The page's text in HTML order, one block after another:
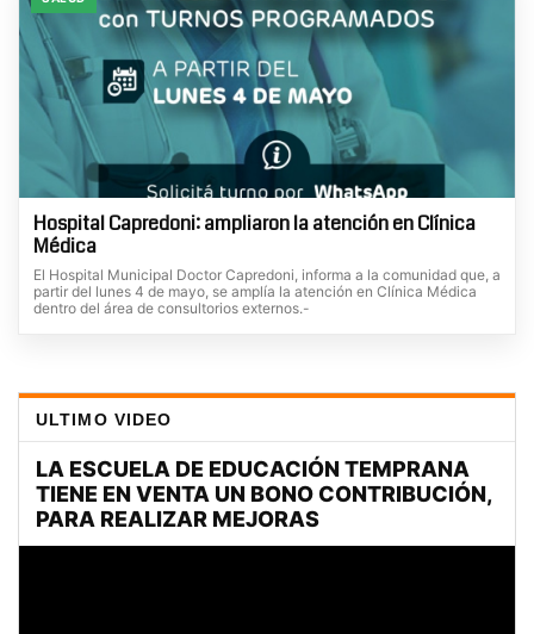
Hospital Capredoni: ampliaron la atención en Clínica
Médica
El Hospital Municipal Doctor Capredoni, informa a la comunidad que, a
partir del lunes 4 de mayo, se amplía la atención en Clínica Médica
dentro del área de consultorios externos.-
ULTIMO VIDEO